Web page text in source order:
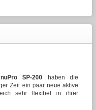
SP-200 haben die
Zeit ein paar neue aktive
sehr flexibel in ihrer